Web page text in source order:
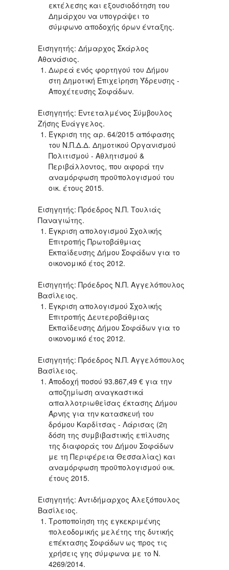
εκτέλεσης και εξουσιοδότηση του
Δημάρχου να υπογράψει το
σύμφωνο αποδοχής όρων ένταξης.
Εισηγητής: Δήμαρχος Σκάρλος
Αθανάσιος.
Δωρεά ενός φορτηγού του Δήμου
στη Δημοτική Επιχείρηση Ύδρευσης -
Αποχέτευσης Σοφάδων.
Εισηγητής: Εντεταλμένος Σύμβουλος
Ζήσης Ευάγγελος.
Έγκριση της αρ. 64/2015 απόφασης
του Ν.Π.Δ.Δ. Δημοτικού Οργανισμού
Πολιτισμού - Αθλητισμού &
Περιβάλλοντος, που αφορά την
αναμόρφωση προϋπολογισμού του
οικ. έτους 2015.
Εισηγητής: Πρόεδρος Ν.Π. Τουλιάς
Παναγιώτης.
Έγκριση απολογισμού Σχολικής
Επιτροπής Πρωτοβάθμιας
Εκπαίδευσης Δήμου Σοφάδων για το
οικονομικό έτος 2012.
Εισηγητής: Πρόεδρος Ν.Π. Αγγελόπουλος
Βασίλειος.
Έγκριση απολογισμού Σχολικής
Επιτροπής Δευτεροβάθμιας
Εκπαίδευσης Δήμου Σοφάδων για το
οικονομικό έτος 2012.
Εισηγητής: Πρόεδρος Ν.Π. Αγγελόπουλος
Βασίλειος.
Αποδοχή ποσού 93.867,49 € για την
αποζημίωση αναγκαστικά
απαλλοτριωθείσας έκτασης Δήμου
Άρνης για την κατασκευή του
δρόμου Καρδίτσας - Λάρισας (2η
δόση της συμβιβαστικής επίλυσης
της διαφοράς του Δήμου Σοφάδων
με τη Περιφέρεια Θεσσαλίας) και
αναμόρφωση προϋπολογισμού οικ.
έτους 2015.
Εισηγητής: Αντιδήμαρχος Αλεξόπουλος
Βασίλειος.
Τροποποίηση της εγκεκριμένης
πολεοδομικής μελέτης της δυτικής
επέκτασης Σοφάδων ως προς τις
χρήσεις γης σύμφωνα με το Ν.
4269/2014.